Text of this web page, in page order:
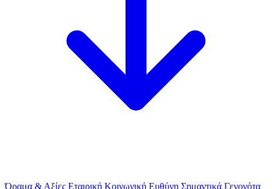
Όραμα & Αξίες Εταιρική Κοινωνική Ευθύνη Σημαντικά Γεγονότα